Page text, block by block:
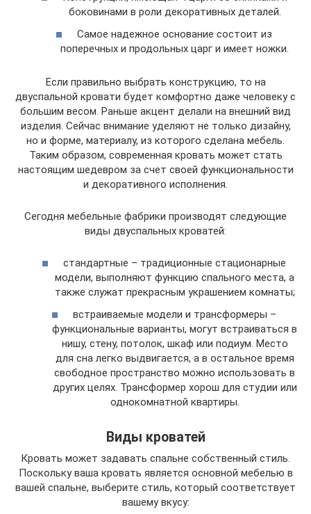
боковинами в роли декоративных деталей.
Самое надежное основание состоит из
поперечных и продольных царг и имеет ножки.
Если правильно выбрать конструкцию, то на
двуспальной кровати будет комфортно даже человеку с
большим весом. Раньше акцент делали на внешний вид
изделия. Сейчас внимание уделяют не только дизайну,
но и форме, материалу, из которого сделана мебель.
Таким образом, современная кровать может стать
настоящим шедевром за счет своей функциональности
и декоративного исполнения.
Сегодня мебельные фабрики производят следующие
виды двуспальных кроватей:
стандартные – традиционные стационарные
модели, выполняют функцию спального места, а
также служат прекрасным украшением комнаты;
встраиваемые модели и трансформеры –
функциональные варианты, могут встраиваться в
нишу, стену, потолок, шкаф или подиум. Место
для сна легко выдвигается, а в остальное время
свободное пространство можно использовать в
других целях. Трансформер хорош для студии или
однокомнатной квартиры.
Виды кроватей
Кровать может задавать спальне собственный стиль.
Поскольку ваша кровать является основной мебелью в
вашей спальне, выберите стиль, который соответствует
вашему вкусу: